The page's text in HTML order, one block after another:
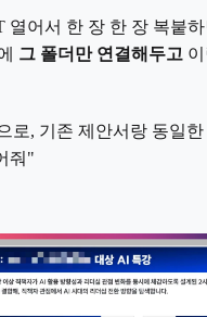
열어서 한 장 한 장 복붙
그 폴더만 연결해두고
로, 기존 제안서랑 동일
줘"